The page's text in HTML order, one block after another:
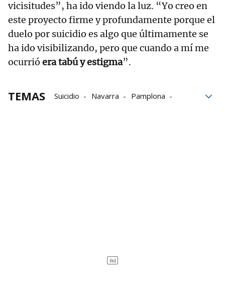
vicisitudes”, ha ido viendo la luz. “Yo creo en
este proyecto firme y profundamente porque el
duelo por suicidio es algo que últimamente se
ha ido visibilizando, pero que cuando a mí me
ocurrió era tabú y estigma”.
TEMAS Suicidio Navarra
Pamplona